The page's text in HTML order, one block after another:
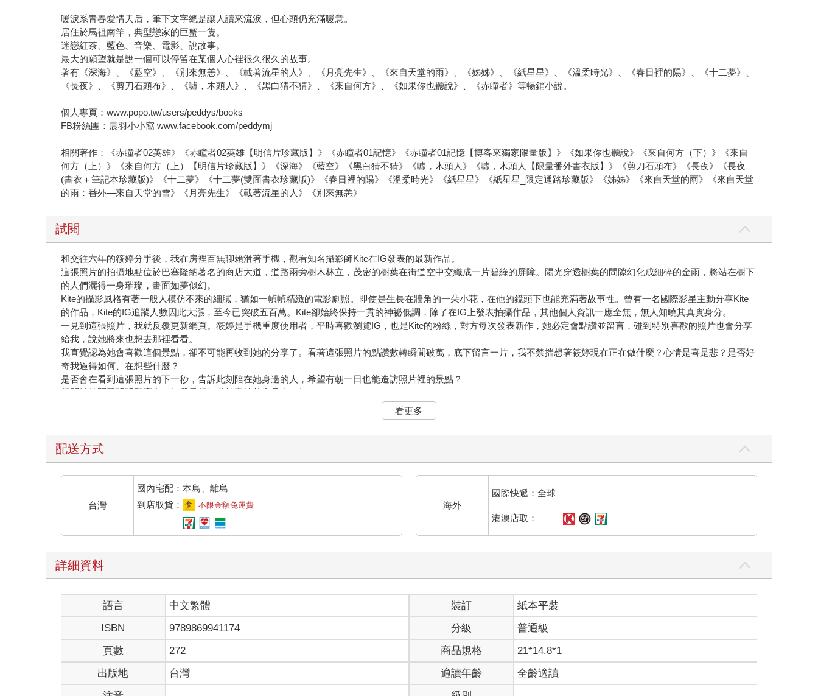
暖淚系青春愛情天后，筆下文字總是讓人讀來流淚，但心頭仍充滿暖意。
居住於馬祖南竿，典型戀家的巨蟹一隻。
迷戀紅茶、藍色、音樂、電影、說故事。
最大的願望就是說一個可以停留在某個人心裡很久很久的故事。
著有《深海》、《藍空》、《別來無恙》、《載著流星的人》、《月亮先生》、《來自天堂的雨》、《姊姊》、《紙星星》、《溫柔時光》、《春日裡的陽》、《十二夢》、
《長夜》、《剪刀石頭布》、《噓，木頭人》、《黑白猜不猜》、《來自何方》、《如果你也聽說》、《赤瞳者》等暢銷小說。
個人專頁：www.popo.tw/users/peddys/books
FB粉絲團：晨羽小小窩 www.facebook.com/peddymj
相關著作：《赤瞳者02英雄》《赤瞳者02英雄【明信片珍藏版】》《赤瞳者01記憶》《赤瞳者01記憶【博客來獨家限量版】》《如果你也聽說》《來自何方（下）》《來自
何方（上）》《來自何方（上）【明信片珍藏版】》《深海》《藍空》《黑白猜不猜》《噓，木頭人》《噓，木頭人【限量番外書衣版】》《剪刀石頭布》《長夜》《長夜
(書衣＋筆記本珍藏版)》《十二夢》《十二夢(雙面書衣珍藏版)》《春日裡的陽》《溫柔時光》《紙星星》《紙星星_限定通路珍藏版》《姊姊》《來自天堂的雨》《來自天堂
的雨：番外—來自天堂的雪》《月亮先生》《載著流星的人》《別來無恙》
試閱
和交往六年的筱婷分手後，我在房裡百無聊賴滑著手機，觀看知名攝影師Kite在IG發表的最新作品。
這張照片的拍攝地點位於巴塞隆納著名的商店大道，道路兩旁樹木林立，茂密的樹葉在街道空中交織成一片碧綠的屏障。陽光穿透樹葉的間隙幻化成細碎的金雨，將站在樹下
的人們灑得一身璀璨，畫面如夢似幻。
Kite的攝影風格有著一般人模仿不來的細膩，猶如一幀幀精緻的電影劇照。即使是生長在牆角的一朵小花，在他的鏡頭下也能充滿著故事性。曾有一名國際影星主動分享Kite
的作品，Kite的IG追蹤人數因此大漲，至今已突破五百萬。Kite卻始終保持一貫的神祕低調，除了在IG上發表拍攝作品，其他個人資訊一應全無，無人知曉其真實身分。
一見到這張照片，我就反覆更新網頁。筱婷是手機重度使用者，平時喜歡瀏覽IG，也是Kite的粉絲，對方每次發表新作，她必定會點讚並留言，碰到特別喜歡的照片也會分享
給我，說她將來也想去那裡看看。
我直覺認為她會喜歡這個景點，卻不可能再收到她的分享了。看著這張照片的點讚數轉瞬間破萬，底下留言一片，我不禁揣想著筱婷現在正在做什麼？心情是喜是悲？是否好
奇我過得如何、在想些什麼？
是否會在看到這張照片的下一秒，告訴此刻陪在她身邊的人，希望有朝一日也能造訪照片裡的景點？
想問她的問題明明那麼多，但我最想知道答案的其實只有一個。
深夜十一點，偉杰拎著宵夜站在我家樓下門口，目光在我臉上打轉。
「喝了一點。」我摸了摸因酒精而發燙的臉頰，「今天是湯教授的退休歡送會，我多敬了他幾杯……你站在這兒多久了？幹麼不打手機給我？」
「剛剛才到，開門吧。」他簡略答道，似是懶得多說。
進屋後，我隨手把外套放在沙發上，看著偉杰逕自從廚房拿了餐具回到客廳。
「你怎麼天天跑來？我不是說我沒事嗎？」我忍不住開口。
「鬧什麼彆扭啊？」我微微牽動嘴角，「你見過筱婷了？」
「沒有。」他答得乾脆。
「你們沒聯絡嗎？」我有些意外，「難道是顧慮我？」
「你明知我和她不是常見面聯絡的關係，怎麼還這麼問？」
「我當然知道，但這次不一樣……」我抿了抿嘴，「我以為她至少會跟你說一聲。」
「說什麼？抱歉讓你的好朋友戴綠帽？」偉杰說完，聽到我突然發出笑聲，一雙眼睛疑惑地看了過來，「幹麼？」
「之前筱婷的同事曾經想送一頂綠色軍帽作為我的生日禮物，發現我被戴綠帽後，她驚慌失措地改送了件衣服給我。」
憶起當時的情景，我忍俊不禁，偉杰卻沒跟著笑，要我廢話少說，快吃宵夜。
這天他買了滷味，選的料都是我愛吃的。
我吃到一半叮囑他：「別因為我讓你跟筱婷的友誼生變了。」
看更多
配送方式
台灣
國內宅配：本島、離島
到店取貨：
不限金額免運費 海外
國際快遞：全球
港澳店取：
詳細資料
語言 中文繁體 裝訂
紙本平裝
ISBN
9789869941174 分級
普通級
頁數
272 商品規格
21*14.8*1
出版地
台灣 適讀年齡
全齡適讀